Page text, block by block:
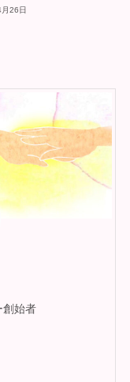
26日
創始者